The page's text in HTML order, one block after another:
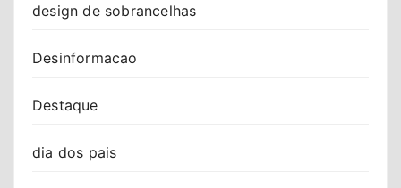
design de sobrancelhas
Desinformacao
Destaque
dia dos pais